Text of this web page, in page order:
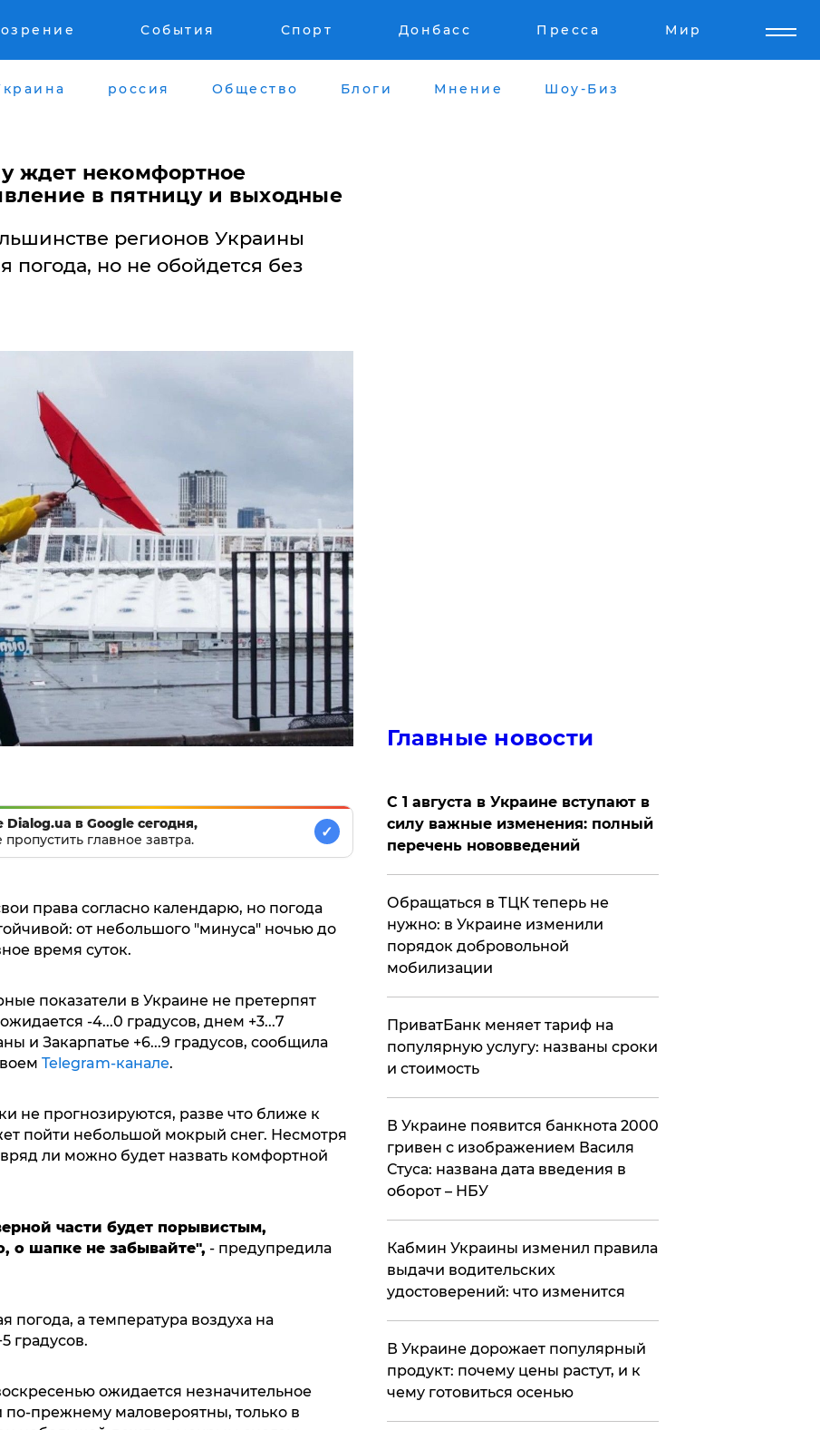
События Спорт Донбасс Пресса Мир
россия Общество Блоги Мнение Шоу-Биз
ждет некомфортное
в пятницу и выходные
регионов Украины
погода, но не обойдется без
Dialog.ua в Google сегодня,
главное завтра.
✓
права согласно календарю, но погода
от небольшого "минуса" ночью до
время суток.
показатели в Украине не претерпят
-4...0 градусов, днем +3...7
и Закарпатье +6...9 градусов, сообщила
Telegram-канале.
не прогнозируются, разве что ближе к
пойти небольшой мокрый снег. Несмотря
вряд ли можно будет назвать комфортной
части будет порывистым,
о шапке не забывайте", - предупредила
погода, а температура воздуха на
градусов.
ожидается незначительное
по-прежнему маловероятны, только в
Главные новости
С 1 августа в Украине вступают в
силу важные изменения: полный
перечень нововведений
Обращаться в ТЦК теперь не
нужно: в Украине изменили
порядок добровольной
мобилизации
ПриватБанк меняет тариф на
популярную услугу: названы сроки
и стоимость
В Украине появится банкнота 2000
гривен с изображением Василя
Стуса: названа дата введения в
оборот – НБУ
Кабмин Украины изменил правила
выдачи водительских
удостоверений: что изменится
В Украине дорожает популярный
продукт: почему цены растут, и к
чему готовиться осенью